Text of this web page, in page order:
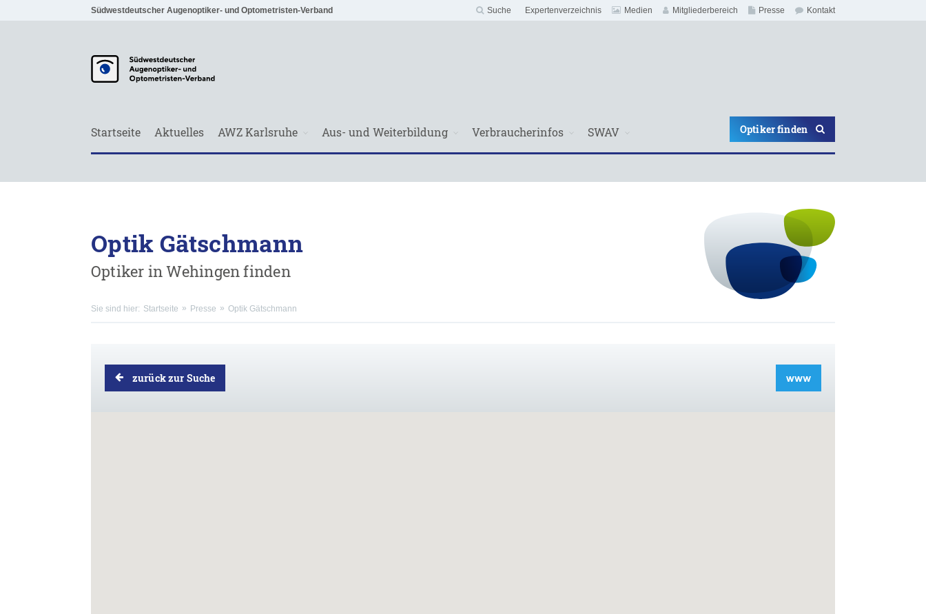
Südwestdeutscher Augenoptiker- und Optometristen-Verband Kontakt
Presse
Mitgliederbereich
Medien
Expertenverzeichnis
Suche
Startseite Aktuelles AWZ Karlsruhe Aus- und Weiterbildung Verbraucherinfos SWAV Optiker finden
Optik Gätschmann
Optiker in Wehingen finden
Sie sind hier: Startseite Presse Optik Gätschmann
zurück zur Suche